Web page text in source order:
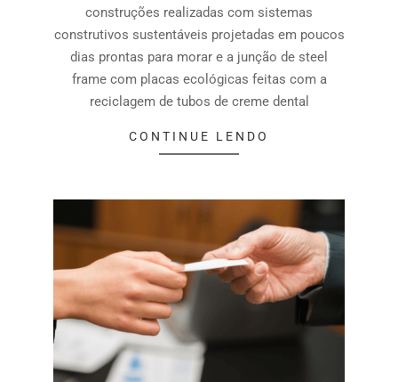
construções realizadas com sistemas
construtivos sustentáveis projetadas em poucos
dias prontas para morar e a junção de steel
frame com placas ecológicas feitas com a
reciclagem de tubos de creme dental
CONTINUE LENDO